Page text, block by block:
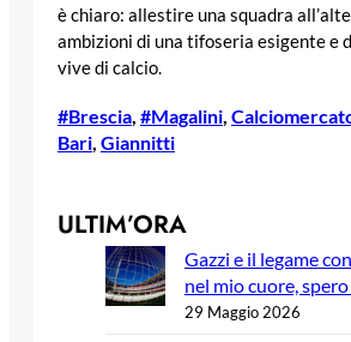
è chiaro: allestire una squadra
ambizioni di una tifoseria esigente e
vive di calcio.
#Brescia, #Magalini,
Bari, Giannitti
ULTIM’ORA
Gazzi e il legame
nel mio cuore,
29 Maggio 2026